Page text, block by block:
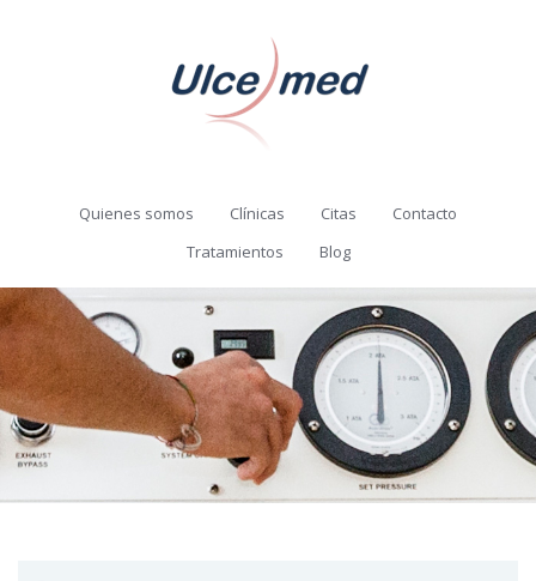
Quienes somos Clínicas Citas
Contacto
Tratamientos
Blog